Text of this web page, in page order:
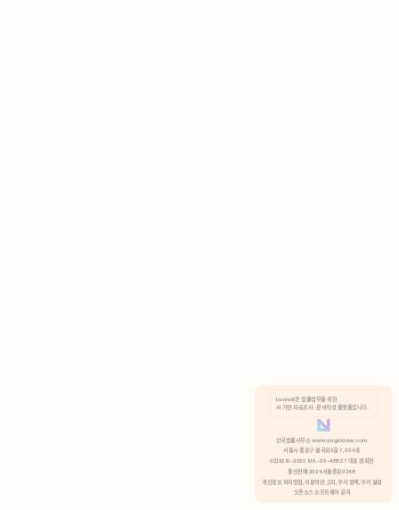
분석 쿠키 허용
Lawvot은 법률업무를 위한
AI 기반 자료조사 · 문서작성 플랫폼입니다.
안국법률사무소 www.anguklaw.com
서울시 종로구 율곡로2길 7, 304호
02)3210-3330 105-05-48527 대표 정희찬
통신판매 2024서울종로0248
개인정보 처리방침, 이용약관 고지, 쿠키 정책, 쿠키 설정
오픈소스 소프트웨어 공지